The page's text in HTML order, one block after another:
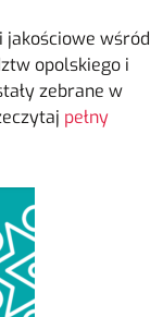
jakościowe wśród
opolskiego i
zebrane w
pełny